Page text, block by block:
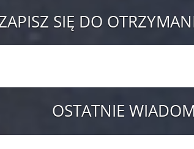
SIĘ DO
OSTATNIE